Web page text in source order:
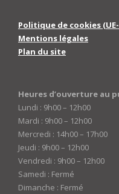
Politique de cookies (UE-
Mentions légales
Plan du site
Heures d’ouverture au
Lundi : 9h00 – 12h00
Mardi : 9h00 – 12h00
Mercredi : 14h00 – 17h00
Jeudi : 9h00 – 12h00
Vendredi : 9h00 – 12h00
Samedi : Fermé
Dimanche : Fermé